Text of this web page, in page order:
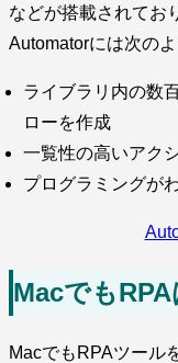
などが搭載されてお
Automatorには次の
ライブラリ内の数
ローを作成
一覧性の高いアク
プログラミングが
Macでも
MacでもRPAツール